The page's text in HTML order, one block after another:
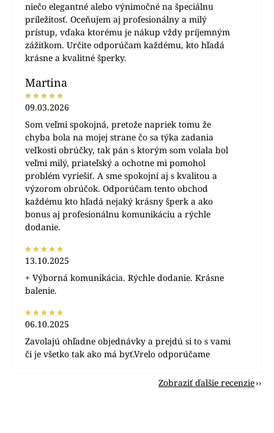
niečo elegantné alebo výnimočné na špeciálnu
príležitosť. Oceňujem aj profesionálny a milý
prístup, vďaka ktorému je nákup vždy príjemným
zážitkom. Určite odporúčam každému, kto hľadá
krásne a kvalitné šperky.
Martina
09.03.2026
Som veľmi spokojná, pretože napriek tomu že
chyba bola na mojej strane čo sa týka zadania
veľkosti obrúčky, tak pán s ktorým som volala bol
veľmi milý, priateľský a ochotne mi pomohol
problém vyriešiť. A sme spokojní aj s kvalitou a
výzorom obrúčok. Odporúčam tento obchod
každému kto hľadá nejaký krásny šperk a ako
bonus aj profesionálnu komunikáciu a rýchle
dodanie.
13.10.2025
+ Výborná komunikácia. Rýchle dodanie. Krásne
balenie.
06.10.2025
Zavolajú ohľadne objednávky a prejdú si to s vami
či je všetko tak ako má byť.Vrelo odporúčame
Zobraziť ďalšie recenzie